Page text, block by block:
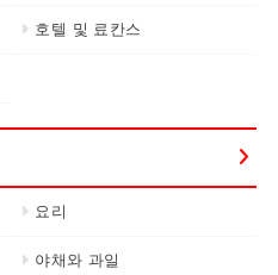
호텔 및 료칸스
요리
야채와 과일